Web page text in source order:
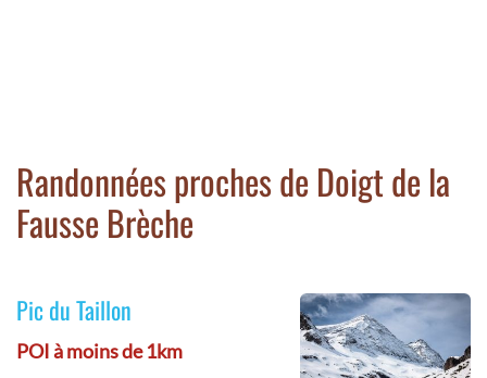
Randonnées proches de Doigt de la
Fausse Brèche
Pic du Taillon
POI à moins de 1km